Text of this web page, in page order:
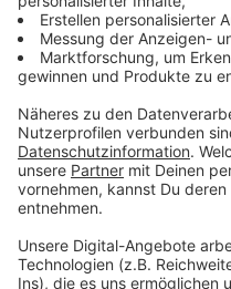
Anzeige
Weitere Infos und
Anzeige
Feuerwehr warnt